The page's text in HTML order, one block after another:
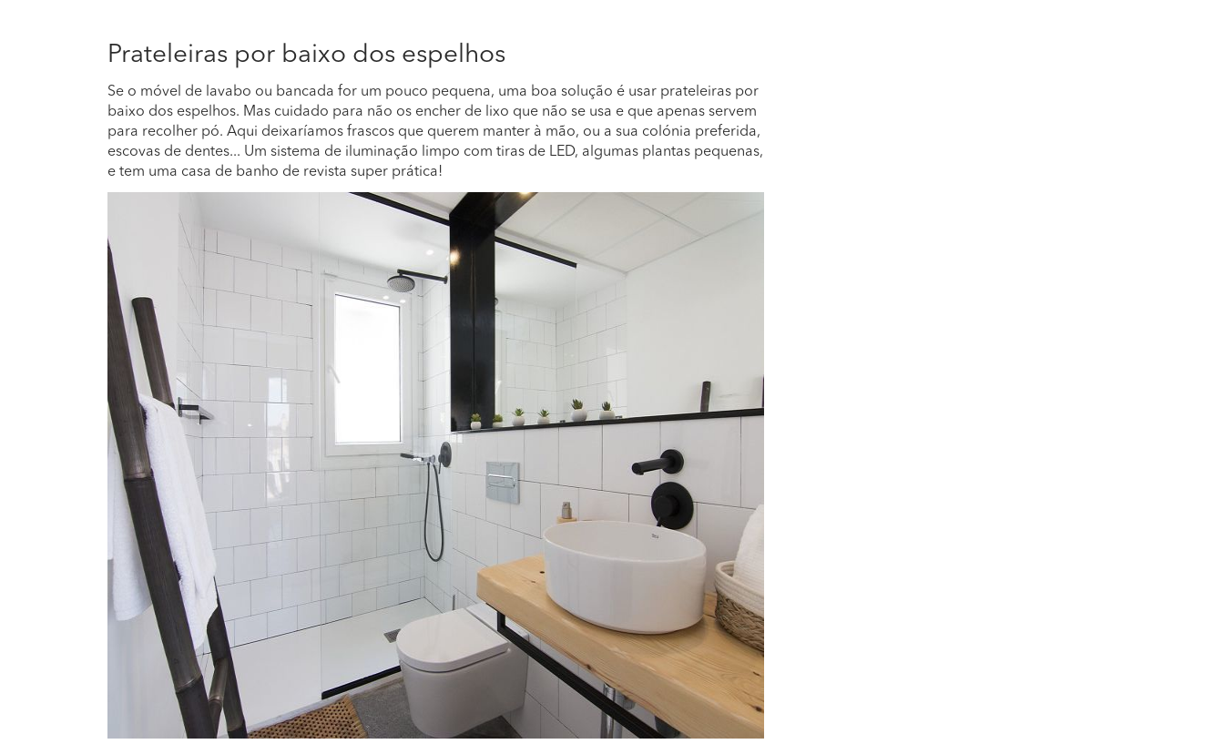
Prateleiras por baixo dos espelhos
Se o móvel de lavabo ou bancada for um pouco pequena, uma boa solução é usar prateleiras por
baixo dos espelhos. Mas cuidado para não os encher de lixo que não se usa e que apenas servem
para recolher pó. Aqui deixaríamos frascos que querem manter à mão, ou a sua colónia preferida,
escovas de dentes... Um sistema de iluminação limpo com tiras de LED, algumas plantas pequenas,
e tem uma casa de banho de revista super prática!